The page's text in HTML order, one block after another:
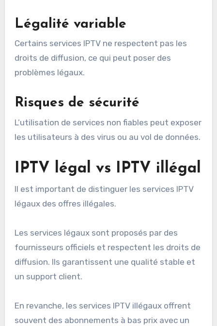
Légalité variable
Certains services IPTV ne respectent pas les
droits de diffusion, ce qui peut poser des
problèmes légaux.
Risques de sécurité
L’utilisation de services non fiables peut exposer
les utilisateurs à des virus ou au vol de données.
IPTV légal vs IPTV illégal
Il est important de distinguer les services IPTV
légaux des offres illégales.
Les services légaux sont proposés par des
fournisseurs officiels et respectent les droits de
diffusion. Ils garantissent une qualité stable et
un support client.
En revanche, les services IPTV illégaux offrent
souvent des abonnements à bas prix avec un